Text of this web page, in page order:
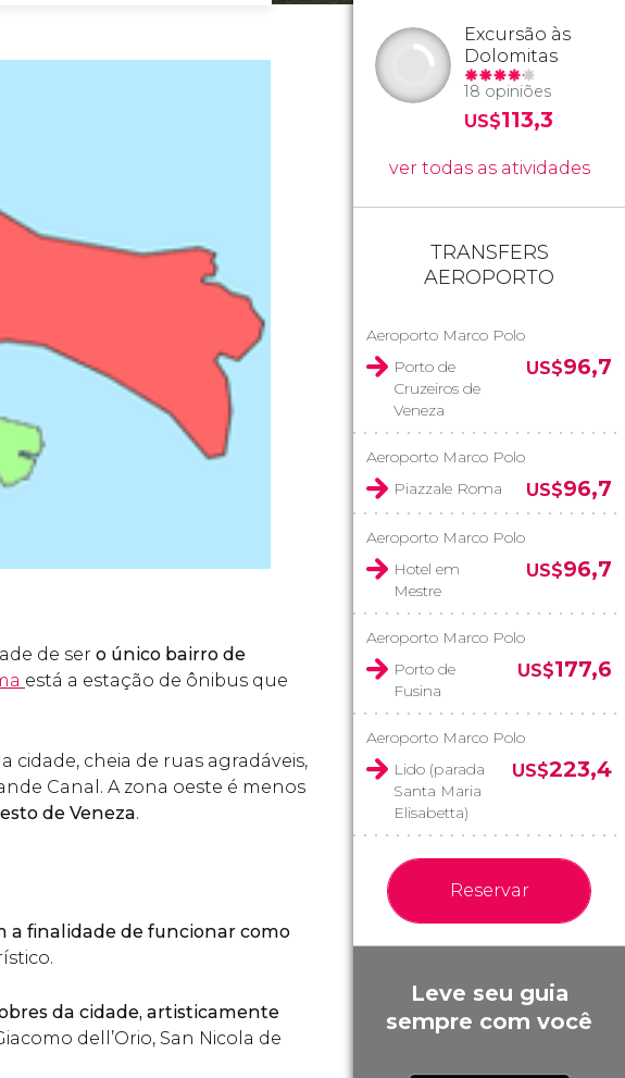
de ser o único bairro de
está a estação de ônibus que
cidade, cheia de ruas agradáveis,
Canal. A zona oeste é menos
de Veneza.
a finalidade de funcionar como
da cidade, artisticamente
dell’Orio, San Nicola de
Excursão às
Dolomitas
18 opiniões
US$113,3
ver todas as atividades
TRANSFERS
AEROPORTO
Aeroporto Marco Polo
Porto de
Cruzeiros de
Veneza
US$96,7
Aeroporto Marco Polo
Piazzale Roma
US$96,7
Aeroporto Marco Polo
Hotel em
Mestre
US$96,7
Aeroporto Marco Polo
Porto de
Fusina
US$177,6
Aeroporto Marco Polo
Lido (parada
Santa Maria
Elisabetta)
US$223,4
Reservar
Leve seu guia
sempre com você